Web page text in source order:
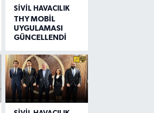
SIVIL HAVACILIK
THY MOBİL
UYGULAMASI
GÜNCELLENDİ